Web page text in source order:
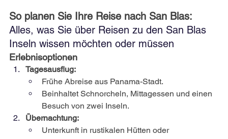
So planen Sie Ihre Reise nach San Blas:
Alles, was Sie über Reisen zu den San Blas
Inseln wissen möchten oder müssen
Erlebnisoptionen
Tagesausflug:
Frühe Abreise aus Panama-Stadt.
Beinhaltet Schnorcheln, Mittagessen und einen
Besuch von zwei Inseln.
Übernachtung:
Unterkunft in rustikalen Hütten oder